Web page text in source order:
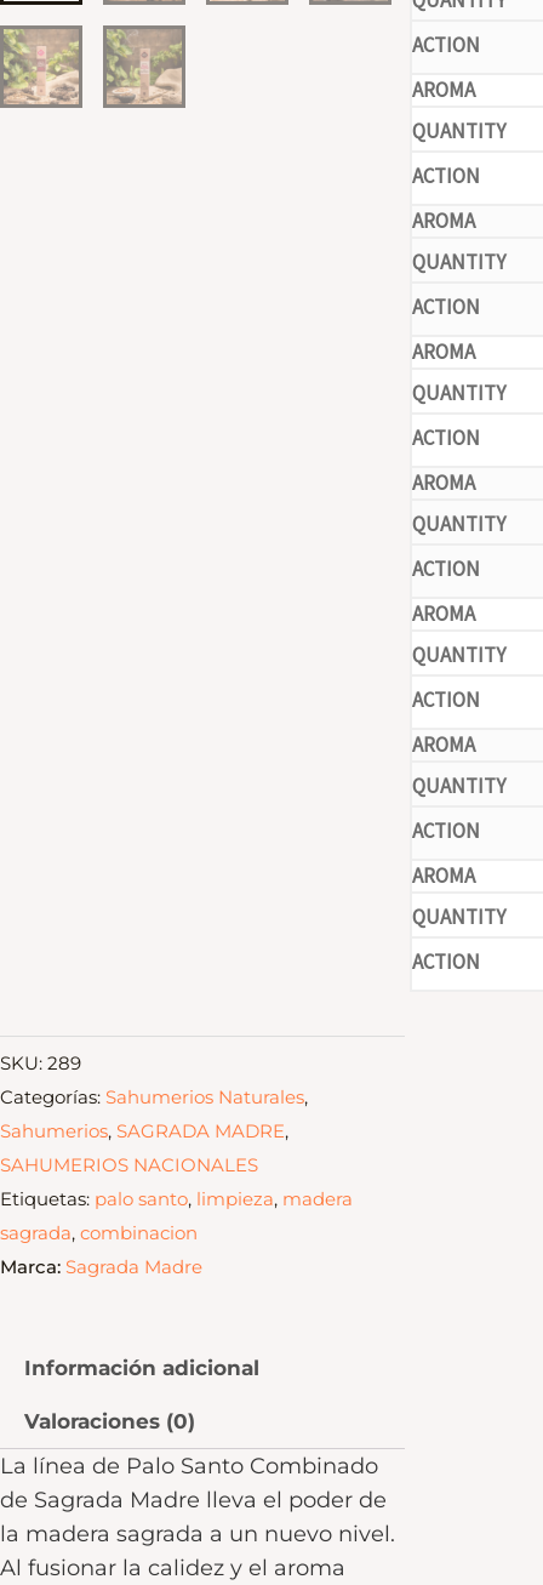
SKU: 289
Categorías: Sahumerios Naturales,
Sahumerios, SAGRADA MADRE,
SAHUMERIOS NACIONALES
Etiquetas: palo santo, limpieza, madera
sagrada, combinacion
Marca: Sagrada Madre
Información adicional
Valoraciones (0)
La línea de Palo Santo Combinado
de Sagrada Madre lleva el poder de
la madera sagrada a un nuevo nivel.
Al fusionar la calidez y el aroma